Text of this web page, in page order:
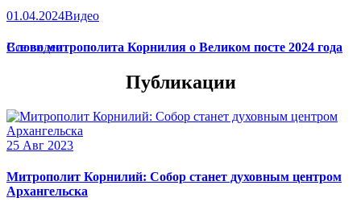
01.04.2024Видео
Слово митрополита Корнилия о Великом посте 2024 года
Все видео
Публикации
25 Авг 2023
Митрополит Корнилий: Собор станет духовным центром
Архангельска